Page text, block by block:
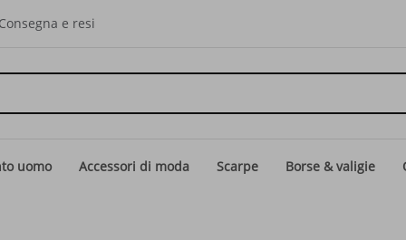
e resi
uomo Accessori di moda Scarpe Borse & valigie